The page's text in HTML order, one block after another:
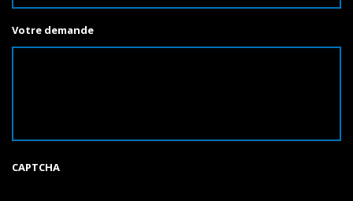
Votre demande
CAPTCHA